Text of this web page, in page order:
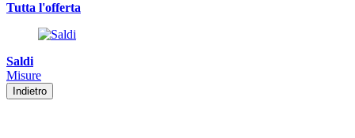
Tutta l'offerta
Saldi
Misure
Indietro